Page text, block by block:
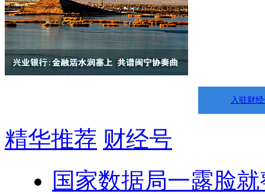
入驻财
精华推荐 财经号
国家数据局一露脸